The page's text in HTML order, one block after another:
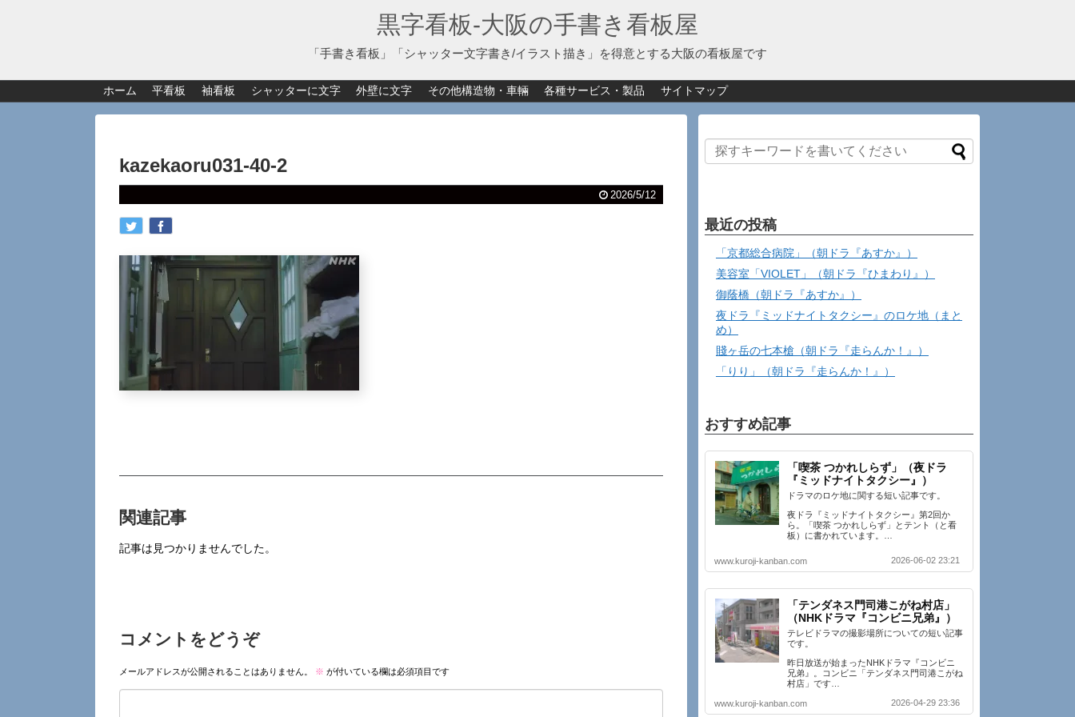
黒字看板‐大阪の手書き看板屋
「手書き看板」「シャッター文字書き/イラスト描き」を得意とする大阪の看板屋です
ホーム 平看板 袖看板 シャッターに文字 外壁に文字 その他構造物・車輛 各種サービス・製品 サイトマップ
kazekaoru031-40-2
2026/5/12
関連記事
記事は見つかりませんでした。
コメントをどうぞ
メールアドレスが公開されることはありません。 ※ が付いている欄は必須項目です
最近の投稿
「京都総合病院」（朝ドラ『あすか』）
美容室「VIOLET」（朝ドラ『ひまわり』）
御蔭橋（朝ドラ『あすか』）
夜ドラ『ミッドナイトタクシー』のロケ地（まと
め）
賤ヶ岳の七本槍（朝ドラ『走らんか！』）
「りり」（朝ドラ『走らんか！』）
おすすめ記事
「喫茶 つかれしらず」（夜ドラ
『ミッドナイトタクシー』）
ドラマのロケ地に関する短い記事です。
夜ドラ『ミッドナイトタクシー』第2回か
ら。「喫茶 つかれしらず」とテント（と看
板）に書かれています。…
www.kuroji-kanban.com 2026-06-02 23:21
「テンダネス門司港こがね村店」
（NHKドラマ『コンビニ兄弟』）
テレビドラマの撮影場所についての短い記事
です。
昨日放送が始まったNHKドラマ『コンビニ
兄弟』。コンビニ「テンダネス門司港こがね
村店」です…
www.kuroji-kanban.com 2026-04-29 23:36